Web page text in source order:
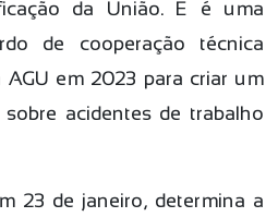
da União. E é uma
de cooperação técnica
AGU em 2023 para criar um
acidentes de trabalho
23 de janeiro, determina a